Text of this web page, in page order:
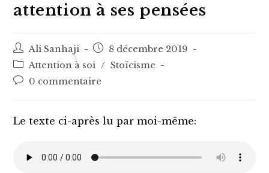
attention à ses pensées
Auteur/autrice
de
la
publication :
Ali Sanhaji
Post
published:
8 décembre 2019
Post
category:
Attention à soi / Stoïcisme
Post0 commentaire
Le texte ci-après lu par moi-même: